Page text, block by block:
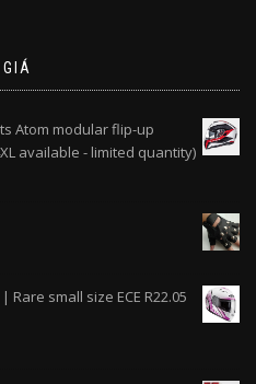
Atom modular flip-up
available - limited quantity)
Rare small size ECE R22.05